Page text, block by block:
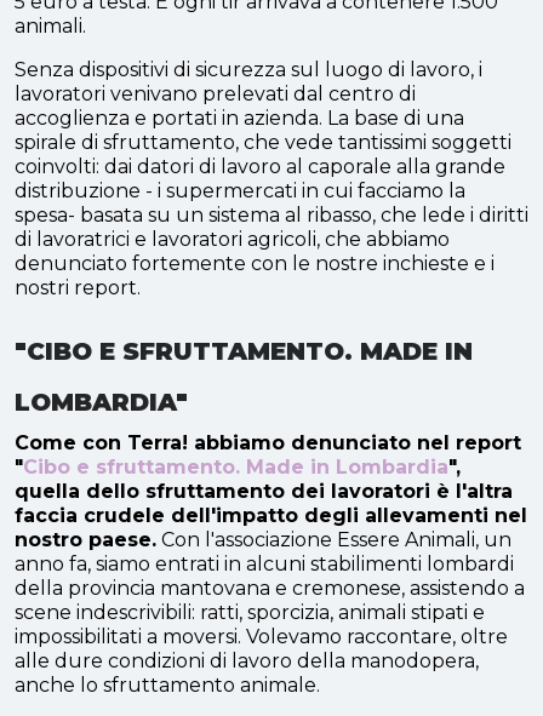
animali.
Senza dispositivi di sicurezza sul luogo di lavoro, i
lavoratori venivano prelevati dal centro di
accoglienza e portati in azienda. La base di una
spirale di sfruttamento, che vede tantissimi soggetti
coinvolti: dai datori di lavoro al caporale alla grande
distribuzione - i supermercati in cui facciamo la
spesa- basata su un sistema al ribasso, che lede i diritti
di lavoratrici e lavoratori agricoli, che abbiamo
denunciato fortemente con le nostre inchieste e i
nostri report.
"CIBO E SFRUTTAMENTO. MADE IN
LOMBARDIA"
Come con Terra! abbiamo denunciato nel report
"Cibo e sfruttamento. Made in Lombardia",
quella dello sfruttamento dei lavoratori è l'altra
faccia crudele dell'impatto degli allevamenti nel
nostro paese. Con l'associazione Essere Animali, un
anno fa, siamo entrati in alcuni stabilimenti lombardi
della provincia mantovana e cremonese, assistendo a
scene indescrivibili: ratti, sporcizia, animali stipati e
impossibilitati a moversi. Volevamo raccontare, oltre
alle dure condizioni di lavoro della manodopera,
anche lo sfruttamento animale.